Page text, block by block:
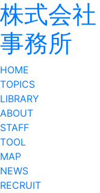
株式会
事務所
HOME
TOPICS
LIBRARY
ABOUT
STAFF
TOOL
MAP
NEWS
RECRUIT